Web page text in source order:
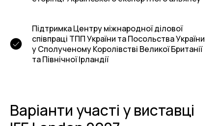
Підтримка Центру міжнародної ділової
співпраці ТПП України та Посольства України
у Сполученому Королівстві Великої Британії
та Північної Ірландії
Варіанти участі у виставці